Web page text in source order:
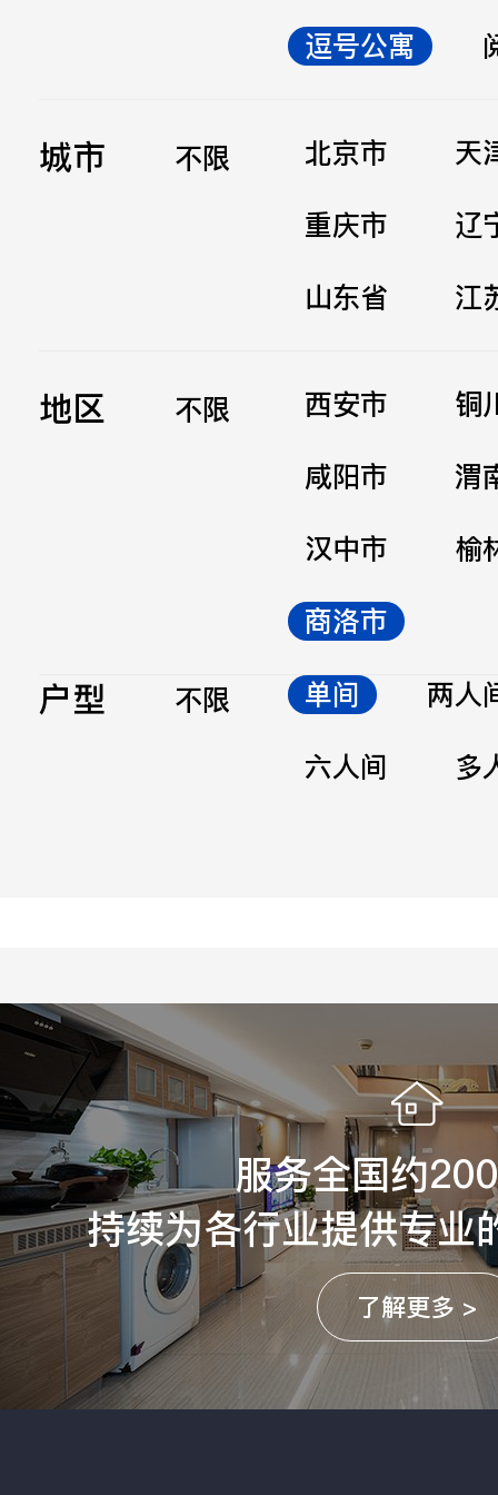
逗号公寓
城市 不限 北京市
天
重庆市
辽
山东省
江
地区 不限 西安市
铜
咸阳市
渭
汉中市
榆
商洛市
户型 不限 单间
两人
六人间
多
服务全国约
持续为各行业提供专业
了解更多 >
立即提交